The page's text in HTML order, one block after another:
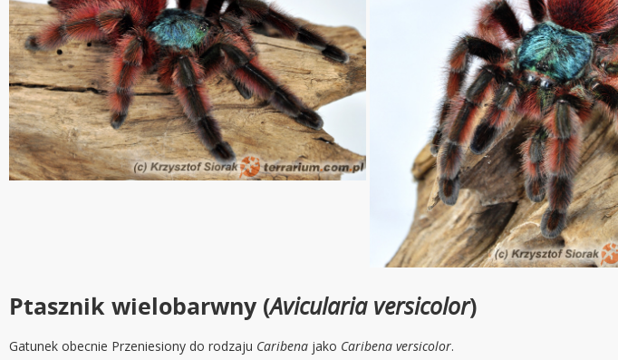
Ptasznik wielobarwny (Avicularia versicolor)
Gatunek obecnie Przeniesiony do rodzaju Caribena jako Caribena versicolor.